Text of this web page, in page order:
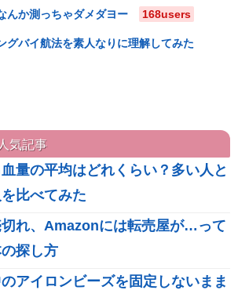
んか測っちゃダメダヨー 168users
グバイ航法を素人なりに理解してみた
気記事
量の平均はどれくらい？多い人と
比べてみた
れ、Amazonには転売屋が…って
探し方
アイロンビーズを固定しないまま